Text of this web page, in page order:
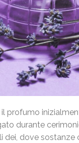
il profumo
durante
dei, dove sostanze